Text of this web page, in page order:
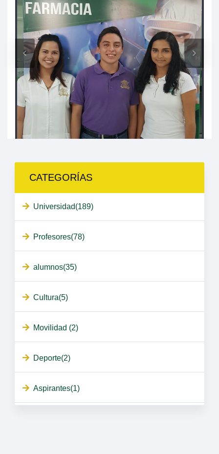
CATEGORÍAS
Universidad(189)
Profesores(78)
alumnos(35)
Cultura(5)
Movilidad (2)
Deporte(2)
Aspirantes(1)